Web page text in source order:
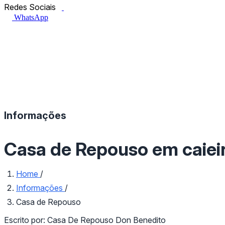
Redes Sociais
WhatsApp
Informações
Casa de Repouso em
Home /
Informações /
Casa de Repouso
Escrito por: Casa De Repouso Don Benedito